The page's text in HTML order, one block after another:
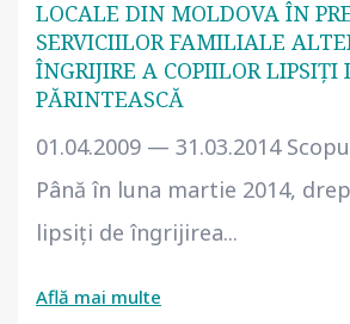
LOCALE DIN MOLDOVA ÎN
SERVICIILOR FAMILIALE
ÎNGRIJIRE A COPIILOR LIPSIŢI
PĂRINTEASCĂ
01.04.2009 — 31.03.2014
Până în luna martie 2014,
lipsiţi de îngrijirea...
Află mai multe